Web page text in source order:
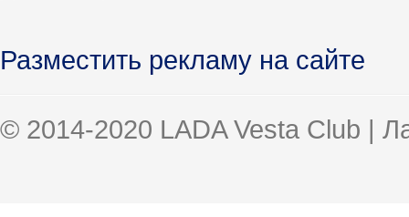
Разместить рекламу на сайте
© 2014-2020 LADA Vesta Club |